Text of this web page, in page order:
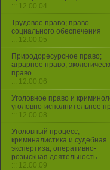
::: 12.00.04
Трудовое право; право
социального обеспечения
::: 12.00.05
Природоресурсное право;
аграрное право;
право
::: 12.00.06
Уголовное право и
уголовно-исполнительное
::: 12.00.08
Уголовный процесс,
криминалистика и судебная
экспертиза; оперативно-
розыскная деятельность
::: 12.00.09